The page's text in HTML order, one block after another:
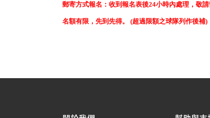
郵寄方式報名：收到報名表後24小時內處理，敬請
名額有限，先到先得。 (超過限額之球隊列作後補)